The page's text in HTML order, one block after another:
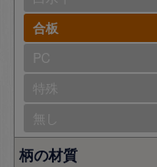
合板
PC
特殊
無し
柄の材質